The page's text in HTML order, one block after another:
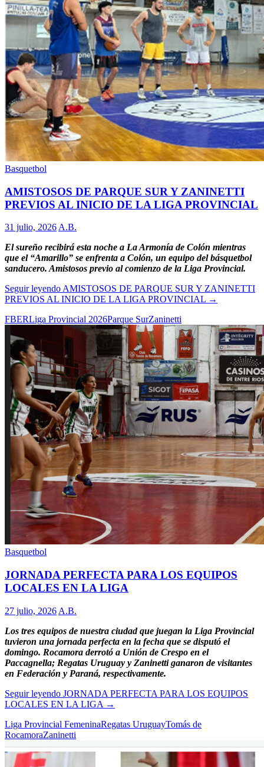
Basquetbol
AMISTOSOS DE PARQUE SUR Y ZANINETTI
PREVIOS AL INICIO DE LA LIGA PROVINCIAL
31 julio, 2026A.B.
El sureño recibirá esta noche a La Armonía de Colón mientras
que el “Amarillo” se enfrenta a Colón, un equipo del básquetbol
sanducero. Amistosos previo al comienzo de la Liga Provincial.
Seguir leyendoAMISTOSOS DE PARQUE SUR Y ZANINETTI
PREVIOS AL INICIO DE LA LIGA PROVINCIAL →
FBERLiga Provincial 2026Parque SurZaninetti
Basquetbol
JORNADA PERFECTA PARA LOS EQUIPOS
LOCALES EN LA LIGA
27 julio, 2026 A.B.
Los tres equipos de nuestra ciudad que juegan la Liga Provincial
tuvieron una jornada perfecta en la fecha que se disputó el
domingo. Rocamora derrotó a Unión de Crespo en el
Paccagnella; Regatas Uruguay y Zaninetti ganaron de visitantes
en Federación y Paraná, respectivamente.
Seguir leyendo JORNADA PERFECTA PARA LOS EQUIPOS
LOCALES EN LA LIGA →
Liga Provincial FemeninaRegatas UruguayTomás de
RocamoraZaninetti